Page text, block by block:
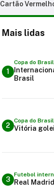
Cartão
Mais lidas
1
Copa do Brasil
Brasil
2
Copa do Brasil
Vitória
3
Futebol
Real